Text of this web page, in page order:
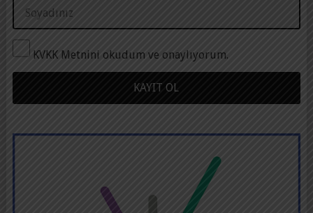
KVKK Metnini okudum ve onaylıyorum.